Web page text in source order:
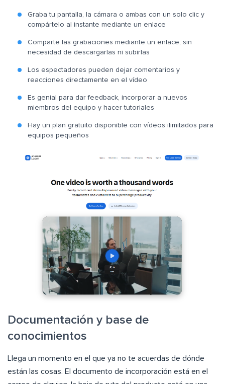
Graba tu pantalla, la cámara o ambas con un solo clic y
compártelo al instante mediante un enlace
Comparte las grabaciones mediante un enlace, sin
necesidad de descargarlas ni subirlas
Los espectadores pueden dejar comentarios y
reacciones directamente en el vídeo
Es genial para dar feedback, incorporar a nuevos
miembros del equipo y hacer tutoriales
Hay un plan gratuito disponible con vídeos ilimitados para
equipos pequeños
Documentación y base de
conocimientos
Llega un momento en el que ya no te acuerdas de dónde
están las cosas. El documento de incorporación está en el